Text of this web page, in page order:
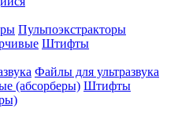
Пульпоэкстракторы
Штифты
Файлы для ультразвука
Штифты